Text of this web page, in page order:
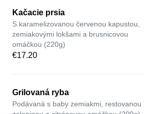
Kačacie prsia
S karamelizovanou červenou kapustou,
zemiakovými lokšami a brusnicovou
omáčkou (220g)
€17.20
Grilovaná ryba
Podávaná s baby zemiakmi, restovanou